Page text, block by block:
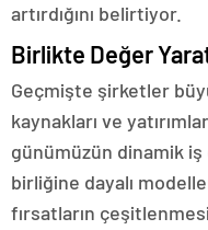
artırdığını belirtiyor.
Birlikte Değer
Geçmişte şirketler
kaynakları ve
günümüzün dinamik iş
birliğine dayalı
fırsatların